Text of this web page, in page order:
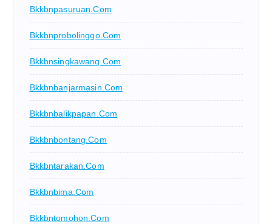
Bkkbnpasuruan.com
Bkkbnprobolinggo.com
Bkkbnsingkawang.com
Bkkbnbanjarmasin.com
Bkkbnbalikpapan.com
Bkkbnbontang.com
Bkkbntarakan.com
Bkkbnbima.com
Bkkbntomohon.com